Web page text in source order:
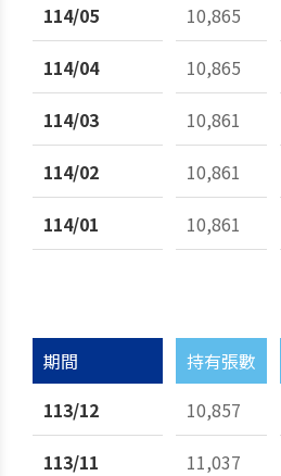
114/05
10,865
114/04
10,865
114/03
10,861
114/02
10,861
114/01
10,861
期間 持有張數
113/12
10,857
113/11
11,037